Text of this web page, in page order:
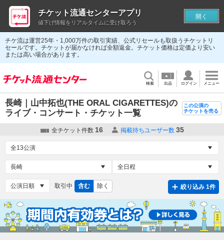
チケ流は運営25年・1,000万件の取引実績、公式リセールも取扱うチケットリ
セールです。チケットが届かなければ全額返金。チケット価格は定価より安い
または高い場合があります。
検索 出品 ログイン メニュー
長崎｜山中拓也(THE ORAL CIGARETTES)の
ライブ・コンサート・チケット一覧
この公演の
チケットを売る
全チケット件数 16 掲載待ちユーザー数 35
取引中 含む 除く 絞り込み 1件
チケット流通センターアプリ
値下げ情報をリアルタイムに受け取ろう
開く